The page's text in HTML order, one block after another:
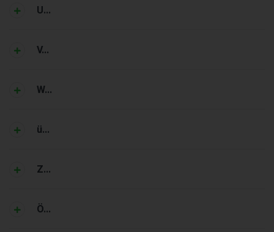
U...
V...
W...
ü...
Z...
Ö...